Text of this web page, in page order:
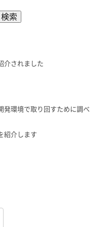
介されました
発環境で取り回すために調べ
紹介します